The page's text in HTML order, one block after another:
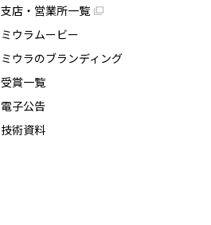
支店・営業所一覧
ミウラムービー
ミウラのブランディング
受賞一覧
電子公告
技術資料